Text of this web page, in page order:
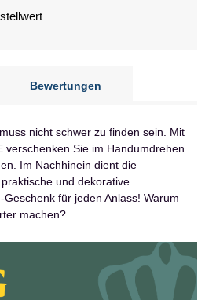
Bewertungen
nicht schwer zu finden sein. Mit
verschenken Sie im Handumdrehen
Im Nachhinein dient die
und dekorative
für jeden Anlass! Warum
machen?